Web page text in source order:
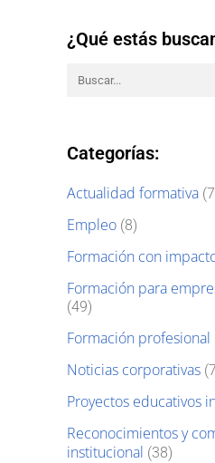
¿Qué estás
Categorías:
Actualidad formativa
Empleo (8)
Formación con
Formación para
(49)
Formación profesional
Noticias corporativas
Proyectos educativos
Reconocimientos y
institucional (38)